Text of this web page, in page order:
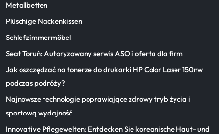
Metallbetten
Plüschige Nackenkissen
Schlafzimmermöbel
Seat Toruń: Autoryzowany serwis ASO i oferta dla firm
Jak oszczędzać na tonerze do drukarki HP Color Laser 150nw
podczas podróży?
Najnowsze technologie poprawiające zdrowy tryb życia i
sportową wydajność
Innovative Pflegewelten: Entdecken Sie koreanische Haut- und